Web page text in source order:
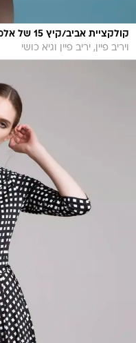
קולקציית אביב/קיץ 15 של אלמביקה בעיצוב הגר אלמביק
ויריב פיין, יריב פיין וגיא כושי